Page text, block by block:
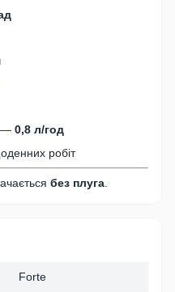
— 0,8 л/год
робіт
без плуга
Forte